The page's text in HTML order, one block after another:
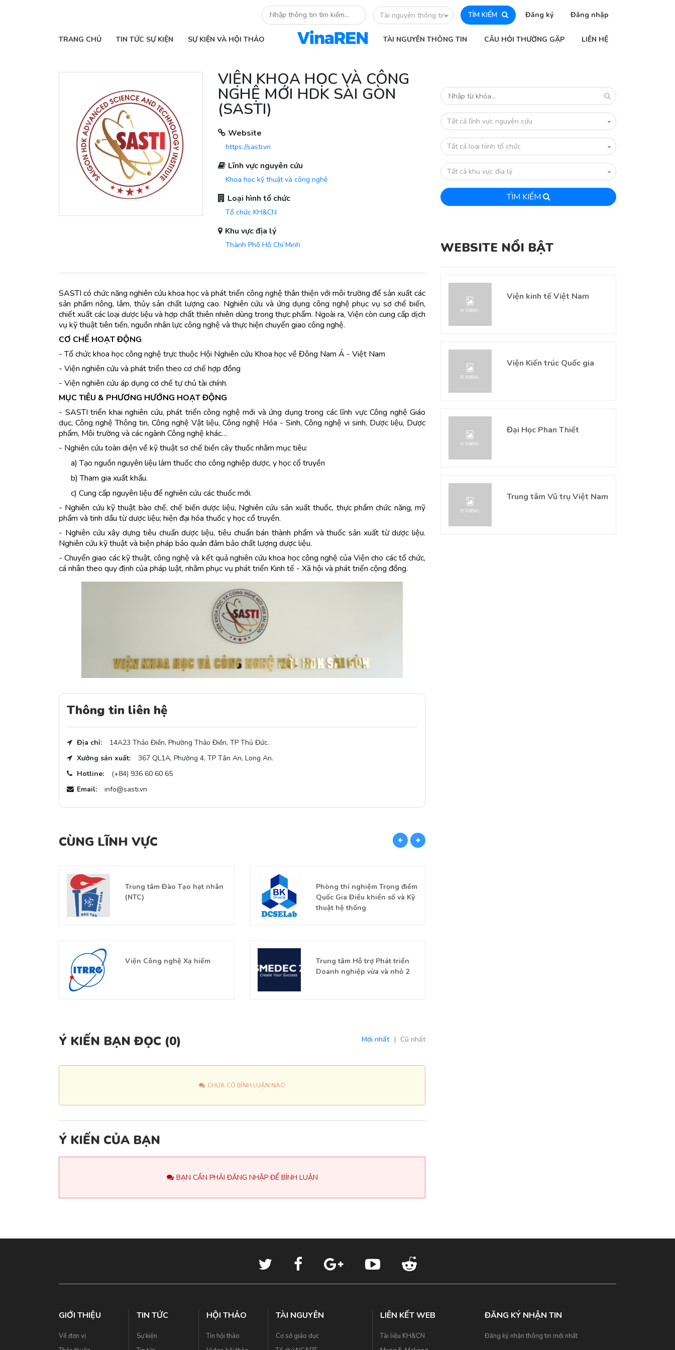
Tài nguyên thông tin TÌM KIẾM Đăng ký Đăng nhập
TRANG CHỦ TIN TỨC SỰ KIỆN SỰ KIỆN VÀ HỘI THẢO TÀI NGUYÊN THÔNG TIN CÂU HỎI THƯỜNG GẶP LIÊN HỆ
VIỆN KHOA HỌC VÀ CÔNG
NGHỆ MỚI HDK SÀI GÒN
(SASTI)
Website
https://sasti.vn
Lĩnh vực nguyên cứu
Khoa học kỹ thuật và công nghệ
Loại hình tổ chức
Tổ chức KH&CN
Khu vực địa lý
Thành Phố Hồ Chí Minh
SASTI có chức năng nghiên cứu khoa học và phát triển công nghệ thân thiện với môi trường để sản xuất các
sản phẩm nông, lâm, thủy sản chất lượng cao. Nghiên cứu và ứng dụng công nghệ phục vụ sơ chế biến,
chiết xuất các loại dược liệu và hợp chất thiên nhiên dùng trong thực phẩm. Ngoài ra, Viện còn cung cấp dịch
vụ kỹ thuật tiên tiến, nguồn nhân lực công nghệ và thực hiện chuyển giao công nghệ.
CƠ CHẾ HOẠT ĐỘNG
- Tổ chức khoa học công nghệ trực thuộc Hội Nghiên cứu Khoa học về Đông Nam Á - Việt Nam
- Viện nghiên cứu và phát triển theo cơ chế hợp đồng
- Viện nghiên cứu áp dụng cơ chế tự chủ tài chính.
MỤC TIÊU & PHƯƠNG HƯỚNG HOẠT ĐỘNG
- SASTI triển khai nghiên cứu, phát triển công nghệ mới và ứng dụng trong các lĩnh vực Công nghệ Giáo
dục, Công nghệ Thông tin, Công nghệ Vật liệu, Công nghệ Hóa - Sinh, Công nghệ vi sinh, Dược liệu, Dược
phẩm, Môi trường và các ngành Công nghệ khác…
- Nghiên cứu toàn diện về kỹ thuật sơ chế biến cây thuốc nhằm mục tiêu:
a) Tạo nguồn nguyên liệu làm thuốc cho công nghiệp dược, y học cổ truyền
b) Tham gia xuất khẩu.
c) Cung cấp nguyên liệu để nghiên cứu các thuốc mới.
- Nghiên cứu kỹ thuật bào chế, chế biến dược liệu, Nghiên cứu sản xuất thuốc, thực phẩm chức năng, mỹ
phẩm và tinh dầu từ dược liệu; hiện đại hóa thuốc y học cổ truyền.
- Nghiên cứu xây dựng tiêu chuẩn dược liệu, tiêu chuẩn bán thành phẩm và thuốc sản xuất từ dược liệu.
Nghiên cứu kỹ thuật và biện pháp bảo quản đảm bảo chất lượng dược liệu.
- Chuyển giao các kỹ thuật, công nghệ và kết quả nghiên cứu khoa học công nghệ của Viện cho các tổ chức,
cá nhân theo quy định của pháp luật, nhằm phục vụ phát triển Kinh tế - Xã hội và phát triển cộng đồng.
Thông tin liên hệ
Địa chỉ:
14A23 Thảo Điền, Phường Thảo Điền, TP Thủ Đức.
Xưởng sản xuất:
367 QL1A, Phường 4, TP Tân An, Long An.
Hotline:
(+84) 936 60 60 65
Email:
info@sasti.vn
CÙNG LĨNH VỰC
Trung tâm Đào Tạo hạt nhân
(NTC)
Phòng thí nghiệm Trọng điểm
Quốc Gia Điều khiển số và Kỹ
thuật hệ thống
Viện Công nghệ Xạ hiếm
Trung tâm Hỗ trợ Phát triển
Doanh nghiệp vừa và nhỏ 2
Ý KIẾN BẠN ĐỌC (0) Mới nhất | Cũ nhất
CHƯA CÓ BÌNH LUẬN NÀO
Ý KIẾN CỦA BẠN
BẠN CẦN PHẢI ĐĂNG NHẬP ĐỂ BÌNH LUẬN
Tất cả lĩnh vực nguyên cứu
Tất cả loại hình tổ chức
Tất cả khu vực địa lý
TÌM KIẾM
WEBSITE NỔI BẬT
Viện kinh tế Việt Nam
Viện Kiến trúc Quốc gia
Đại Học Phan Thiết
Trung tâm Vũ trụ Việt Nam
GIỚI THIỆU
Về đơn vị
TIN TỨC
Sự kiện
HỘI THẢO
Tin hội thảo
TÀI NGUYÊN
Cơ sở giáo dục
LIÊN KẾT WEB
Tài liệu KH&CN
ĐĂNG KÝ NHẬN TIN
Đăng ký nhận thông tin mới nhất